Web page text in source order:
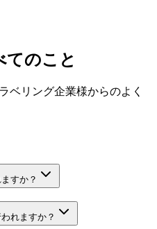
てのこと
ベリング企業様からのよく
すか？
れますか？